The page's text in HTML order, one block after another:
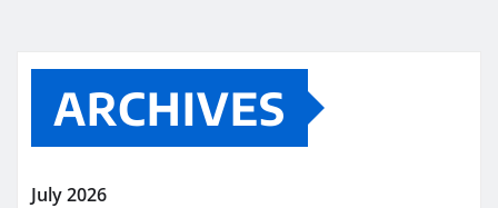
ARCHIVES
July 2026